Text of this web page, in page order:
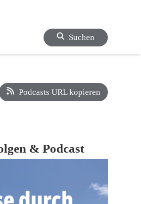
Suchen
Podcasts URL kopieren
& Podcast